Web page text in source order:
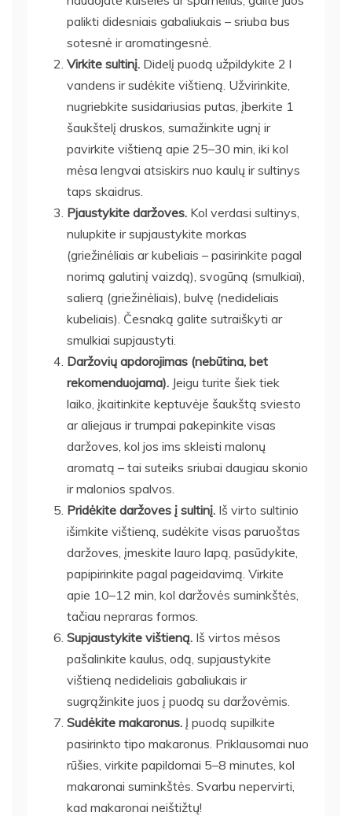
palikti didesniais gabaliukais – sriuba bus
sotesnė ir aromatingesnė.
Virkite sultinį. Didelį puodą užpildykite 2 l
vandens ir sudėkite vištieną. Užvirinkite,
nugriebkite susidariusias putas, įberkite 1
šaukštelį druskos, sumažinkite ugnį ir
pavirkite vištieną apie 25–30 min, iki kol
mėsa lengvai atsiskirs nuo kaulų ir sultinys
taps skaidrus.
Pjaustykite daržoves. Kol verdasi sultinys,
nulupkite ir supjaustykite morkas
(griežinėliais ar kubeliais – pasirinkite pagal
norimą galutinį vaizdą), svogūną (smulkiai),
salierą (griežinėliais), bulvę (nedideliais
kubeliais). Česnaką galite sutraiškyti ar
smulkiai supjaustyti.
Daržovių apdorojimas (nebūtina, bet
rekomenduojama). Jeigu turite šiek tiek
laiko, įkaitinkite keptuvėje šaukštą sviesto
ar aliejaus ir trumpai pakepinkite visas
daržoves, kol jos ims skleisti malonų
aromatą – tai suteiks sriubai daugiau skonio
ir malonios spalvos.
Pridėkite daržoves į sultinį. Iš virto sultinio
išimkite vištieną, sudėkite visas paruoštas
daržoves, įmeskite lauro lapą, pasūdykite,
papipirinkite pagal pageidavimą. Virkite
apie 10–12 min, kol daržovės suminkštės,
tačiau nepraras formos.
Supjaustykite vištieną. Iš virtos mėsos
pašalinkite kaulus, odą, supjaustykite
vištieną nedideliais gabaliukais ir
sugrąžinkite juos į puodą su daržovėmis.
Sudėkite makaronus. Į puodą supilkite
pasirinkto tipo makaronus. Priklausomai nuo
rūšies, virkite papildomai 5–8 minutes, kol
makaronai suminkštės. Svarbu nepervirti,
kad makaronai neištižtų!